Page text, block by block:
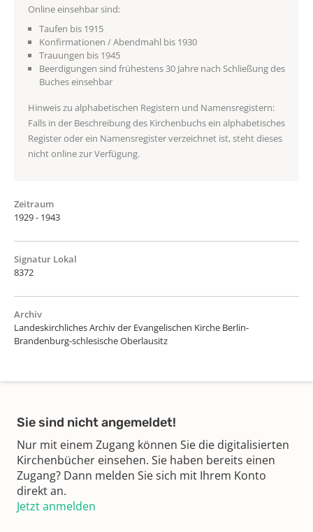
Online einsehbar sind:
Taufen bis 1915
Konfirmationen / Abendmahl bis 1930
Trauungen bis 1945
Beerdigungen sind frühestens 30 Jahre nach Schließung des
Buches einsehbar
Hinweis zu alphabetischen Registern und Namensregistern:
Falls in der Beschreibung des Kirchenbuchs ein alphabetisches
Register oder ein Namensregister verzeichnet ist, steht dieses
nicht online zur Verfügung.
Zeitraum
1929 - 1943
Signatur Lokal
8372
Archiv
Landeskirchliches Archiv der Evangelischen Kirche Berlin-
Brandenburg-schlesische Oberlausitz
Sie sind nicht angemeldet!
Nur mit einem Zugang können Sie die digitalisierten
Kirchenbücher einsehen. Sie haben bereits einen
Zugang? Dann melden Sie sich mit Ihrem Konto
direkt an.
Jetzt anmelden